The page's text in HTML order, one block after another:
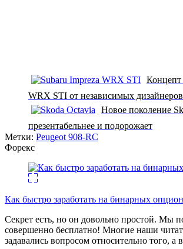
Концепт
WRX STI от независимых дизайнеров
Новое поколение
презентабельнее и подорожает
Метки: Peugeot 908-RC
Форекс
Как быстро заработать на бинарных
Секрет есть, но он довольно простой. Мы
совершенно бесплатно! Многие наши
задавались вопросом относительно того, а